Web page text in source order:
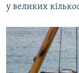
у великих